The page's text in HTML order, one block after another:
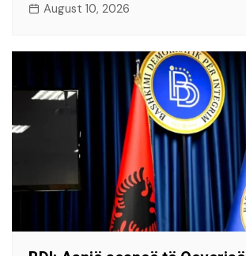
August 10, 2026